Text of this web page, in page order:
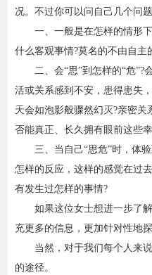
况。不过你可以问自己几个问题
一、一般是在怎样的情形
什么客观事情?莫名的不由自主
二、会“思”到怎样的“危”?
活或关系感到不安，患得患失
天会如泡影般骤然幻灭?亲密关
否能真正、长久拥有眼前这些
三、当自己“思危”时，体
怎样的反应，这样的感觉在过
有发生过怎样的事情?
如果这位女士想进一步了
充更多的信息，更加针对性地探
当然，对于我们每个人来
的途径。